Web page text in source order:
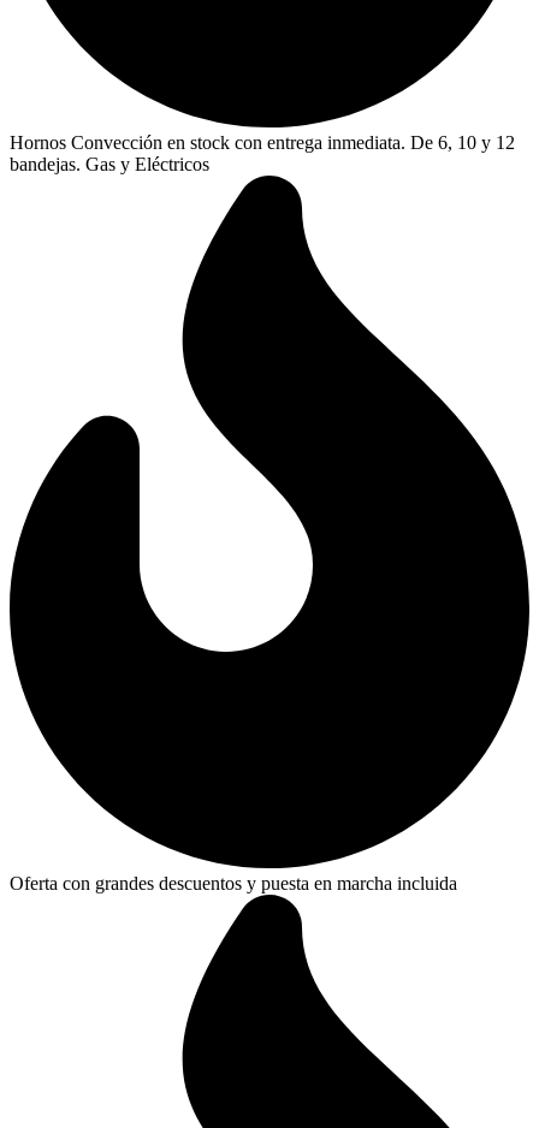
Hornos Convección en stock con entrega inmediata. De 6, 10 y 12
bandejas. Gas y Eléctricos
Oferta con grandes descuentos y puesta en marcha incluida